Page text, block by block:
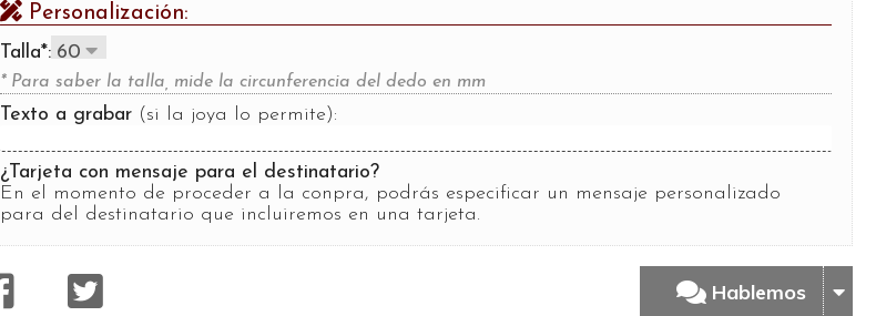
Personalización:
Talla*:
* Para saber la talla, mide la circunferencia del dedo en mm
Texto a grabar (si la joya lo permite):
¿Tarjeta con mensaje para el destinatario?
En el momento de proceder a la conpra, podrás especificar un mensaje personalizado
para del destinatario que incluiremos en una tarjeta.
Hablemos